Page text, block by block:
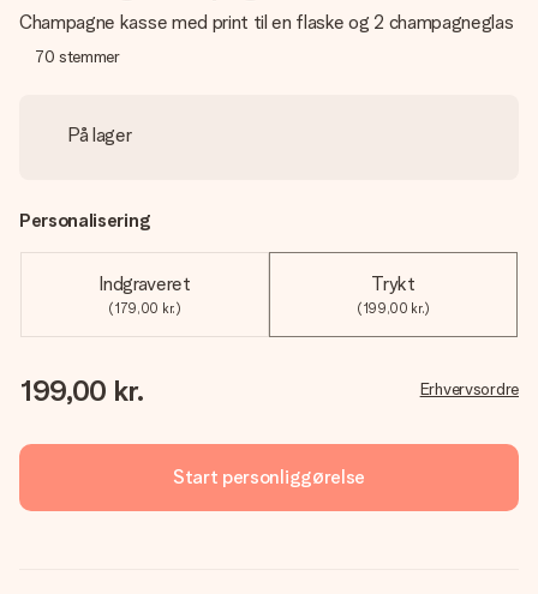
Champagne kasse med print til en flaske og 2 champagneglas
70 stemmer
På lager
Personalisering
Indgraveret
(179,00 kr.)
Trykt
(199,00 kr.)
199,00 kr. Erhvervsordre
Start personliggørelse